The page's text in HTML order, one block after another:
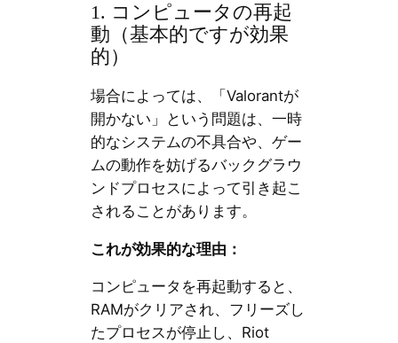
1. コンピュータの再起
動（基本的ですが効果
的）
場合によっては、「Valorantが
開かない」という問題は、一時
的なシステムの不具合や、ゲー
ムの動作を妨げるバックグラウ
ンドプロセスによって引き起こ
されることがあります。
これが効果的な理由：
コンピュータを再起動すると、
RAMがクリアされ、フリーズし
たプロセスが停止し、Riot